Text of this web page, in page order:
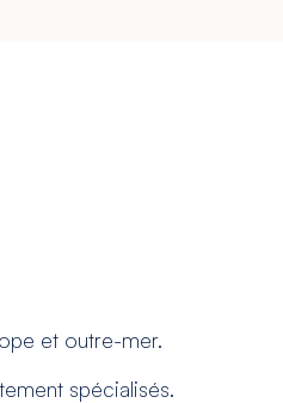
et outre-mer.
spécialisés.